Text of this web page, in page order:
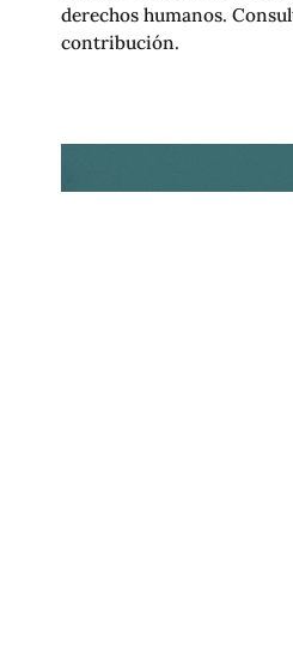
derechos humanos.
contribución.